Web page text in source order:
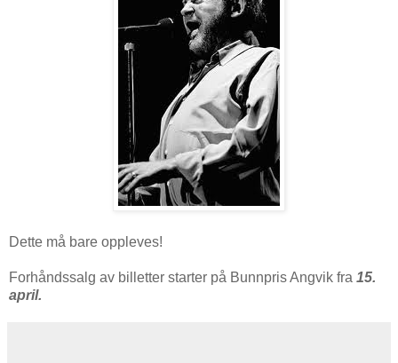
Dette må bare oppleves!
Forhåndssalg av billetter starter på Bunnpris Angvik fra 15.
april.